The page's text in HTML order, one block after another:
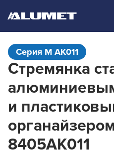
Серия М AK011
Стремянка
и
8405АК011